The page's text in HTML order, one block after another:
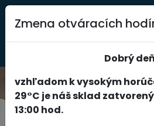
0
Zmena otváracích
Dobrý
vzhľadom k vysokým
29°C je náš sklad zatvorený
13:00 hod.